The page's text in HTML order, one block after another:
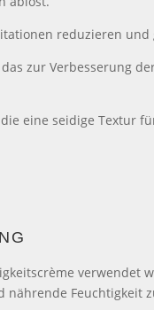
reduzieren
zur Verbesserung
eine seidige Textur
verwendet
nährende Feuchtigkeit